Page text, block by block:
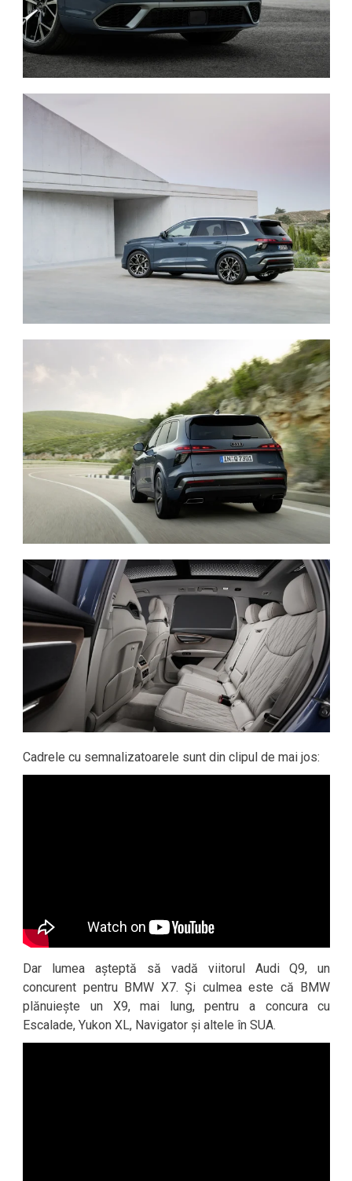
Cadrele cu semnalizatoarele sunt din clipul de mai jos:
Dar lumea așteptă să vadă viitorul Audi Q9, un
concurent pentru BMW X7. Și culmea este că BMW
plănuiește un X9, mai lung, pentru a concura cu
Escalade, Yukon XL, Navigator și altele în SUA.